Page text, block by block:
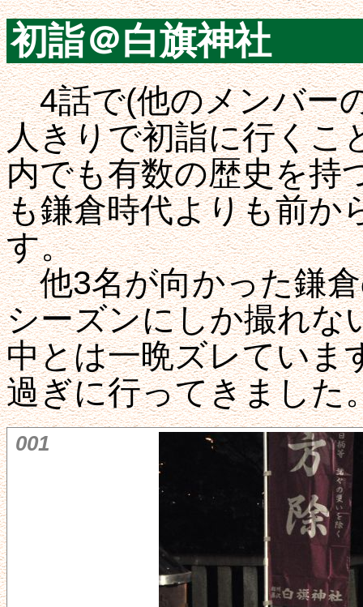
初詣＠白旗神社
4話で(他のメンバー
人きりで初詣に行くこ
内でも有数の歴史を持
も鎌倉時代よりも前か
す。
他3名が向かった鎌倉
シーズンにしか撮れな
中とは一晩ズレていま
過ぎに行ってきました
001